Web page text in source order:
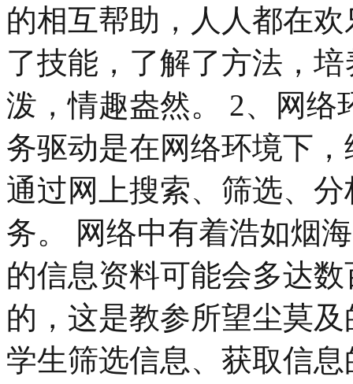
的相互帮助，人人都在
了技能，了解了方法，
泼，情趣盎然。 2、网络
务驱动是在网络环境下
通过网上搜索、筛选、
务。 网络中有着浩如烟
的信息资料可能会多达
的，这是教参所望尘莫
学生筛选信息、获取信